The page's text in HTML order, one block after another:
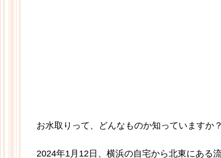
お水取りって、どんなものか知っていますか
2024年1月12日、横浜の自宅から北東にある